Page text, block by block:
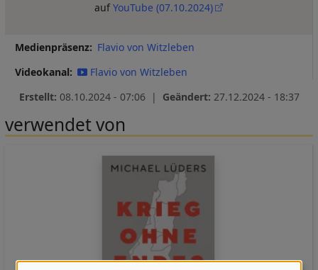
aufYouTube (07.10.2024)
Medienpräsenz
Flavio von Witzleben
Videokanal
Flavio von Witzleben
Erstellt: 08.10.2024 - 07:06 | Geändert: 27.12.2024 - 18:37
verwendet von